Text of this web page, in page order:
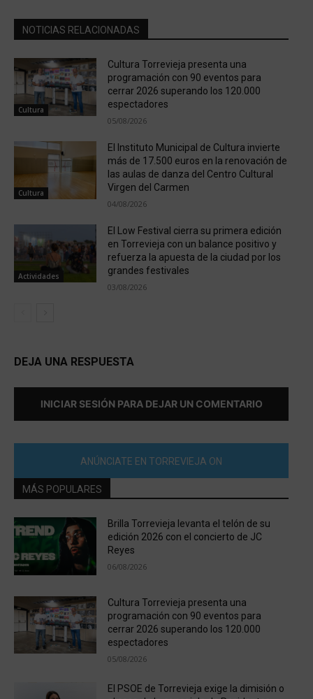
NOTICIAS RELACIONADAS
Cultura
Cultura Torrevieja presenta una
programación con 90 eventos para
cerrar 2026 superando los 120.000
espectadores
05/08/2026
Cultura
El Instituto Municipal de Cultura invierte
más de 17.500 euros en la renovación de
las aulas de danza del Centro Cultural
Virgen del Carmen
04/08/2026
Actividades
El Low Festival cierra su primera edición
en Torrevieja con un balance positivo y
refuerza la apuesta de la ciudad por los
grandes festivales
03/08/2026
DEJA UNA RESPUESTA
INICIAR SESIÓN PARA DEJAR UN COMENTARIO
ANÚNCIATE EN TORREVIEJA ON
MÁS POPULARES
Brilla Torrevieja levanta el telón de su
edición 2026 con el concierto de JC
Reyes
06/08/2026
Cultura Torrevieja presenta una
programación con 90 eventos para
cerrar 2026 superando los 120.000
espectadores
05/08/2026
El PSOE de Torrevieja exige la dimisión o